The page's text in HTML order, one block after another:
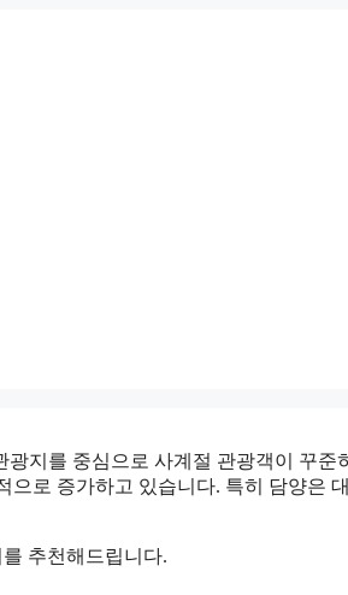
광지를 중심으로 사계절 관광객이 꾸준
로 증가하고 있습니다. 특히 담양은
추천해드립니다.